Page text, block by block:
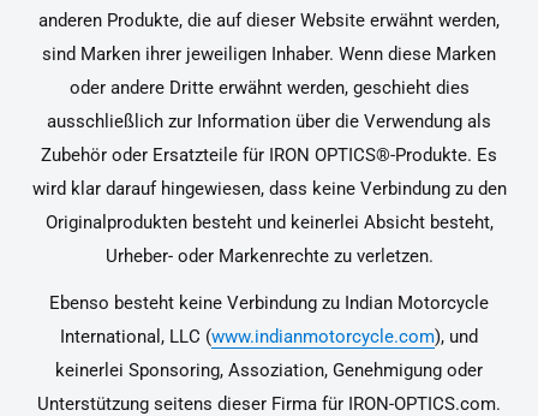
anderen Produkte, die auf dieser Website erwähnt werden,
sind Marken ihrer jeweiligen Inhaber. Wenn diese Marken
oder andere Dritte erwähnt werden, geschieht dies
ausschließlich zur Information über die Verwendung als
Zubehör oder Ersatzteile für IRON OPTICS®-Produkte. Es
wird klar darauf hingewiesen, dass keine Verbindung zu den
Originalprodukten besteht und keinerlei Absicht besteht,
Urheber- oder Markenrechte zu verletzen.
Ebenso besteht keine Verbindung zu Indian Motorcycle
International, LLC (www.indianmotorcycle.com), und
keinerlei Sponsoring, Assoziation, Genehmigung oder
Unterstützung seitens dieser Firma für IRON-OPTICS.com.